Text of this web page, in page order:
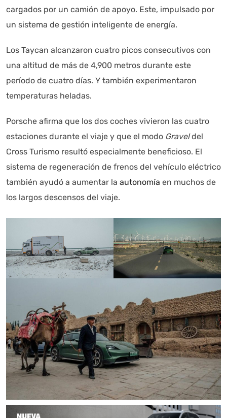
cargados por un camión de apoyo. Este, impulsado por
un sistema de gestión inteligente de energía.
Los Taycan alcanzaron cuatro picos consecutivos con
una altitud de más de 4,900 metros durante este
período de cuatro días. Y también experimentaron
temperaturas heladas.
Porsche afirma que los dos coches vivieron las cuatro
estaciones durante el viaje y que el modo Graveldel
Cross Turismo resultó especialmente beneficioso. El
sistema de regeneración de frenos del vehículo eléctrico
también ayudó a aumentar la autonomía en muchos de
los largos descensos del viaje.